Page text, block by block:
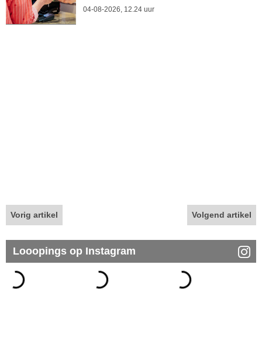
04-08-2026, 12.24 uur
Vorig artikel Volgend artikel
Looopings op Instagram